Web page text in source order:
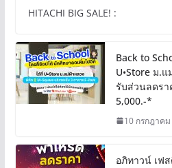
HITACHI BIG SALE! :
Back to
U•Store ม.
รับส่วนลดรา
5,000.-*
10 กรกฎาค
อภิทาวน์ เฟ